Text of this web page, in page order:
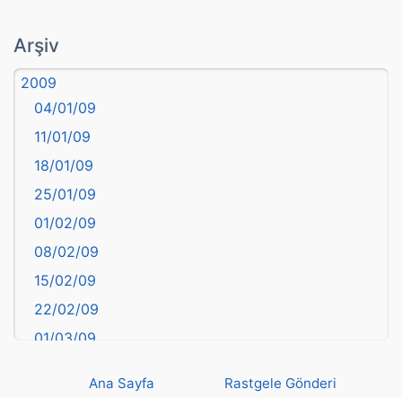
Aydın
Balıkesir
Bartın
başkentler
Batman
Bayburt
Bilecik
Bingöl
Bitlis
Bolu
Burdur
Arşiv
2009
04/01/09
11/01/09
18/01/09
25/01/09
01/02/09
08/02/09
15/02/09
22/02/09
01/03/09
Ana Sayfa Rastgele Gönderi